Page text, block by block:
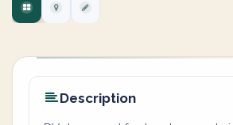
Description